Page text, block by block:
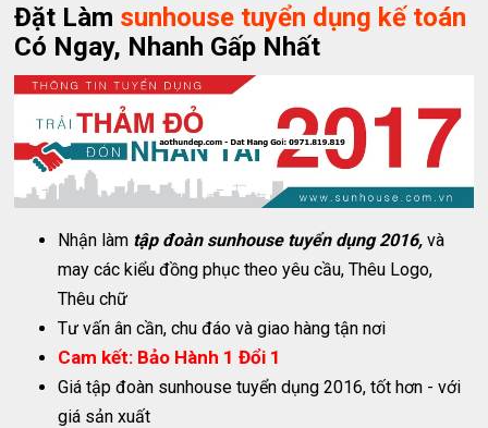
Đặt Làm sunhouse tuyển dụng kế toán
Có Ngay, Nhanh Gấp Nhất
Nhận làm tập đoàn sunhouse tuyển dụng 2016, và
may các kiểu đồng phục theo yêu cầu, Thêu Logo,
Thêu chữ
Tư vấn ân cần, chu đáo và giao hàng tận nơi
Cam kết: Bảo Hành 1 Đổi 1
Giá tập đoàn sunhouse tuyển dụng 2016, tốt hơn - với
giá sản xuất